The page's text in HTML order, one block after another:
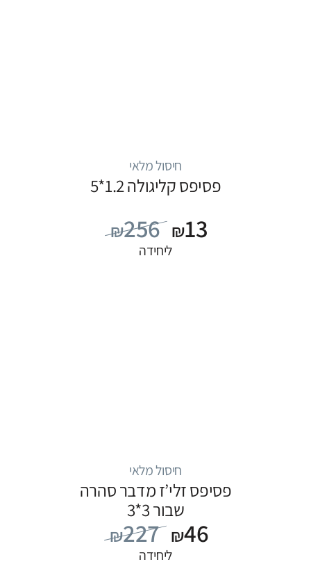
חיסול מלאי
פסיפס קליגולה 1.2*5
₪256 ₪13
ליחידה
חיסול מלאי
פסיפס זלי’ז מדבר סהרה
שבור 3*3
₪227 ₪46
ליחידה